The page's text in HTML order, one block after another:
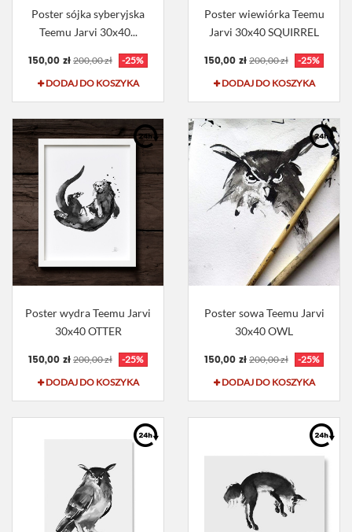
Poster sójka syberyjska
Teemu Jarvi 30x40...
150,00 zł 200,00 zł
-25%
DODAJ DO KOSZYKA
Poster wiewiórka Teemu
Jarvi 30x40 SQUIRREL
150,00 zł 200,00 zł
-25%
DODAJ DO KOSZYKA
Poster wydra Teemu Jarvi
30x40 OTTER
150,00 zł 200,00 zł
-25%
DODAJ DO KOSZYKA
Poster sowa Teemu Jarvi
30x40 OWL
150,00 zł 200,00 zł
-25%
DODAJ DO KOSZYKA